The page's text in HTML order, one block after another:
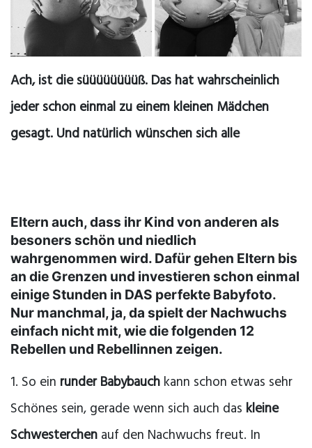
Ach, ist die süüüüüüüüß. Das hat wahrscheinlich
jeder schon einmal zu einem kleinen Mädchen
gesagt. Und natürlich wünschen sich alle
Eltern auch, dass ihr Kind von anderen als
besoners schön und niedlich
wahrgenommen wird. Dafür gehen Eltern bis
an die Grenzen und investieren schon einmal
einige Stunden in DAS perfekte Babyfoto.
Nur manchmal, ja, da spielt der Nachwuchs
einfach nicht mit, wie die folgenden 12
Rebellen und Rebellinnen zeigen.
1. So ein runder Babybauch kann schon etwas sehr
Schönes sein, gerade wenn sich auch das kleine
Schwesterchen auf den Nachwuchs freut. In